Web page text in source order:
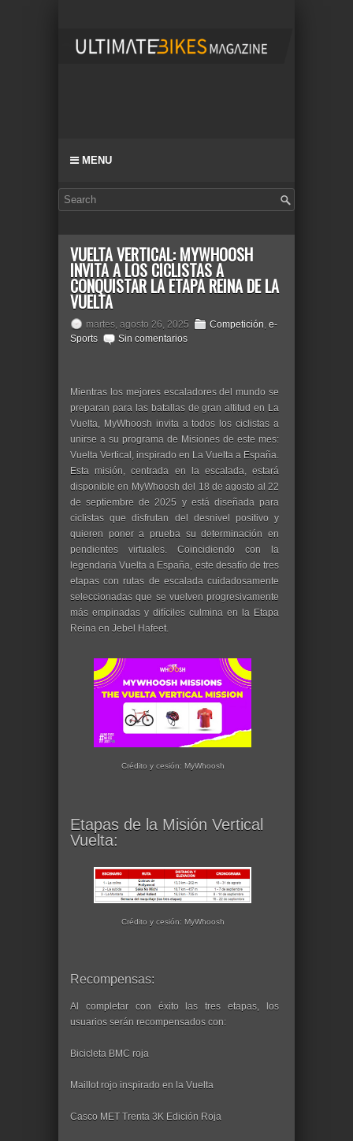
MENU
VUELTA VERTICAL: MYWHOOSH
INVITA A LOS CICLISTAS A
CONQUISTAR LA ETAPA REINA DE LA
VUELTA
martes, agosto 26, 2025 Competición, e-
Sports
Sin comentarios
Mientras los mejores escaladores del mundo se
preparan para las batallas de gran altitud en La
Vuelta, MyWhoosh invita a todos los ciclistas a
unirse a su programa de Misiones de este mes:
Vuelta Vertical, inspirado en La Vuelta a España.
Esta misión, centrada en la escalada, estará
disponible en MyWhoosh del 18 de agosto al 22
de septiembre de 2025 y está diseñada para
ciclistas que disfrutan del desnivel positivo y
quieren poner a prueba su determinación en
pendientes virtuales. Coincidiendo con la
legendaria Vuelta a España, este desafío de tres
etapas con rutas de escalada cuidadosamente
seleccionadas que se vuelven progresivamente
más empinadas y difíciles culmina en la Etapa
Reina en Jebel Hafeet.
Crédito y cesión: MyWhoosh
Etapas de la Misión Vertical
Vuelta:
Crédito y cesión: MyWhoosh
Recompensas:
Al completar con éxito las tres etapas, los
usuarios serán recompensados ​​con:
Bicicleta BMC roja
Maillot rojo inspirado en la Vuelta
Casco MET Trenta 3K Edición Roja